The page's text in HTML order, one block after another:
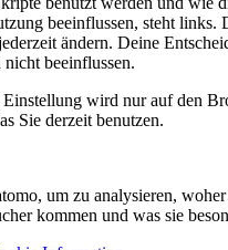
beeinflussen, steht links.
ändern. Deine
beeinflussen.
Einstellung wird nur auf den
Sie derzeit benutzen.
um zu analysieren, woher
kommen und was sie